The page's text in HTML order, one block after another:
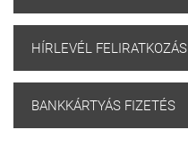
HÍRLEVÉL FELIRATKOZÁS
BANKKÁRTYÁS FIZETÉS